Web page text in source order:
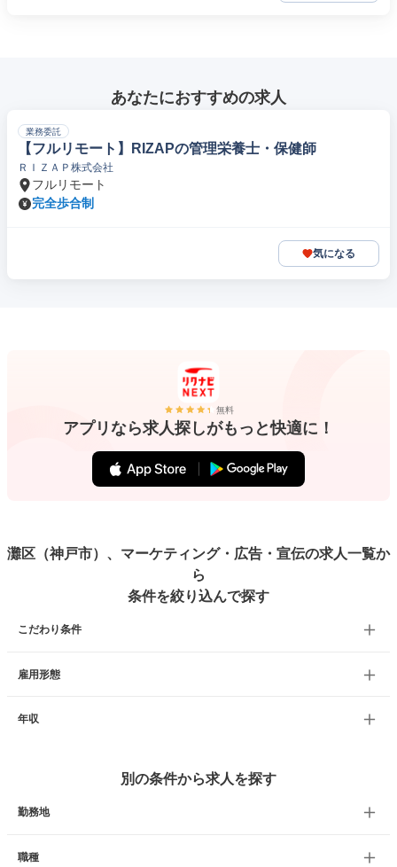
あなたにおすすめの求人
業務委託
【フルリモート】RIZAPの管理栄養士・保健師
ＲＩＺＡＰ株式会社
フルリモート
完全歩合制
気になる
無料
アプリなら求人探しがもっと快適に！
灘区（神戸市）、マーケティング・広告・宣伝の求人一覧か
ら
条件を絞り込んで探す
こだわり条件
雇用形態
年収
別の条件から求人を探す
勤務地
職種